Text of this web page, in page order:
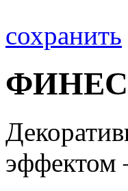
сохранить
эффектом